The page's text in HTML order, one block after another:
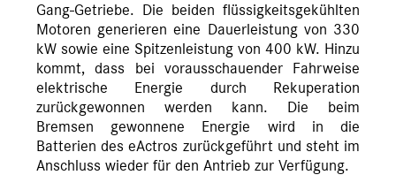
Gang-Getriebe. Die beiden flüssigkeitsgekühlten
Motoren generieren eine Dauerleistung von 330
kW sowie eine Spitzenleistung von 400 kW. Hinzu
kommt, dass bei vorausschauender Fahrweise
elektrische Energie durch Rekuperation
zurückgewonnen werden kann. Die beim
Bremsen gewonnene Energie wird in die
Batterien des eActros zurückgeführt und steht im
Anschluss wieder für den Antrieb zur Verfügung.